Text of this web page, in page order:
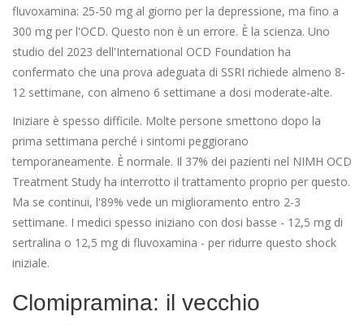
fluvoxamina: 25-50 mg al giorno per la depressione, ma fino a
300 mg per l'OCD. Questo non è un errore. È la scienza. Uno
studio del 2023 dell'International OCD Foundation ha
confermato che una prova adeguata di SSRI richiede almeno 8-
12 settimane, con almeno 6 settimane a dosi moderate-alte.
Iniziare è spesso difficile. Molte persone smettono dopo la
prima settimana perché i sintomi peggiorano
temporaneamente. È normale. Il 37% dei pazienti nel NIMH OCD
Treatment Study ha interrotto il trattamento proprio per questo.
Ma se continui, l'89% vede un miglioramento entro 2-3
settimane. I medici spesso iniziano con dosi basse - 12,5 mg di
sertralina o 12,5 mg di fluvoxamina - per ridurre questo shock
iniziale.
Clomipramina: il vecchio